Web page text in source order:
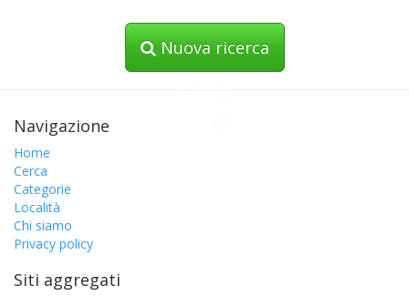
Nuova ricerca
Navigazione
Home
Cerca
Categorie
Località
Chi siamo
Privacy policy
Siti aggregati